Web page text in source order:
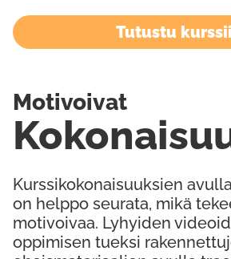
Tutustu
Kurssikokonaisuuksien
on helppo seurata, mikä
motivoivaa. Lyhyiden
oppimisen tueksi
Motivoivat